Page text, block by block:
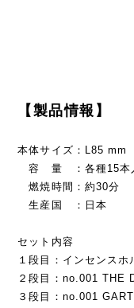
【製品情報】
本体サイズ：L85 mm
容 量 ：各種15本
燃焼時間：約30分
生産国 ：日本
セット内容
１段目：インセンスホ
２段目：no.001 THE
３段目：no.001